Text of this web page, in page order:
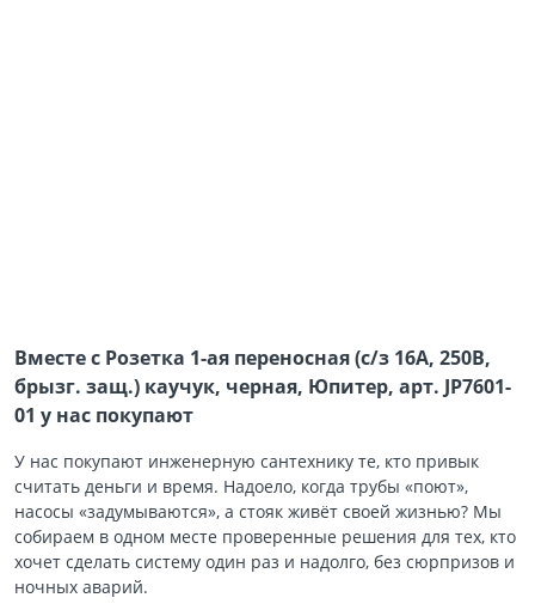
Вместе с Розетка 1-ая переносная (с/з 16А, 250В,
брызг. защ.) каучук, черная, Юпитер, арт. JP7601-
01 у нас покупают
У нас покупают инженерную сантехнику те, кто привык
считать деньги и время. Надоело, когда трубы «поют»,
насосы «задумываются», а стояк живёт своей жизнью? Мы
собираем в одном месте проверенные решения для тех, кто
хочет сделать систему один раз и надолго, без сюрпризов и
ночных аварий.